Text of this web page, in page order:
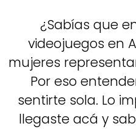
¿Sabías que
videojuegos en
mujeres
Por eso
sentirte sola. Lo
llegaste acá y